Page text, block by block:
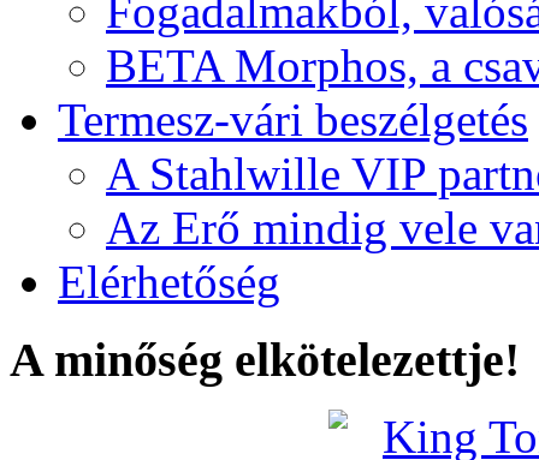
Fogadalmakból,
BETA Morphos, a
Termesz-vári beszélgetés
A Stahlwille VIP
Az Erő mindig vele
Elérhetőség
A minőség elkötelezettje!